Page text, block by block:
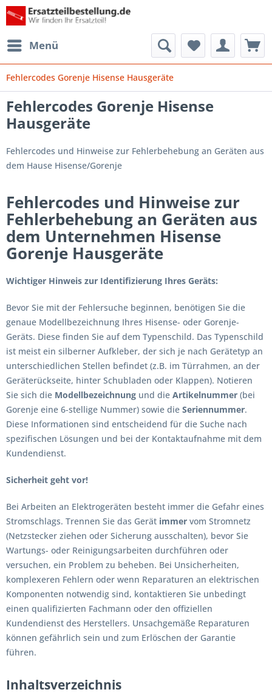
Menü
Fehlercodes Gorenje Hisense Hausgeräte
Fehlercodes Gorenje Hisense
Hausgeräte
Fehlercodes und Hinweise zur Fehlerbehebung an Geräten aus
dem Hause Hisense/Gorenje
Fehlercodes und Hinweise zur
Fehlerbehebung an Geräten aus
dem Unternehmen Hisense
Gorenje Hausgeräte
Wichtiger Hinweis zur Identifizierung Ihres Geräts:
Bevor Sie mit der Fehlersuche beginnen, benötigen Sie die
genaue Modellbezeichnung Ihres Hisense- oder Gorenje-
Geräts. Diese finden Sie auf dem Typenschild. Das Typenschild
ist meist ein silberner Aufkleber, der sich je nach Gerätetyp an
unterschiedlichen Stellen befindet (z.B. im Türrahmen, an der
Geräterückseite, hinter Schubladen oder Klappen). Notieren
Sie sich die Modellbezeichnung und die Artikelnummer (bei
Gorenje eine 6-stellige Nummer) sowie die Seriennummer.
Diese Informationen sind entscheidend für die Suche nach
spezifischen Lösungen und bei der Kontaktaufnahme mit dem
Kundendienst.
Sicherheit geht vor!
Bei Arbeiten an Elektrogeräten besteht immer die Gefahr eines
Stromschlags. Trennen Sie das Gerät immer vom Stromnetz
(Netzstecker ziehen oder Sicherung ausschalten), bevor Sie
Wartungs- oder Reinigungsarbeiten durchführen oder
versuchen, ein Problem zu beheben. Bei Unsicherheiten,
komplexeren Fehlern oder wenn Reparaturen an elektrischen
Komponenten notwendig sind, kontaktieren Sie unbedingt
einen qualifizierten Fachmann oder den offiziellen
Kundendienst des Herstellers. Unsachgemäße Reparaturen
können gefährlich sein und zum Erlöschen der Garantie
führen.
Inhaltsverzeichnis